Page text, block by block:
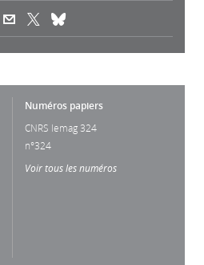
(link is external)(link is external)
Numéros papiers
CNRS lemag 324
n°324
Voir tous les numéros